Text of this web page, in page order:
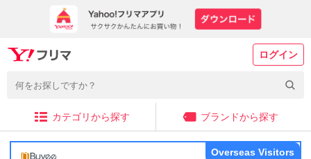
ログイン
カテゴリから探す ブランドから探す
Overseas Visitors